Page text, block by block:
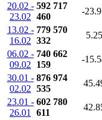
20.02 -
23.02
592 717
460
-
13.02 -
16.02
779 570
332
5.25
06.02 -
09.02
740 662
159
-
30.01 -
02.02
876 974
535
23.01 -
26.01
602 780
611